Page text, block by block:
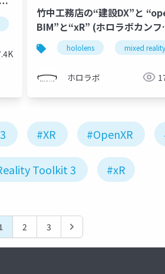
holoconf22
⽵中⼯務店の“建設DX”と
BIM”と“xR” (ホロラボカンファ
レンス 2022 株式会社竹中工
橋口様、川上様 発表スライド)
hololens mixed reality
ホロラボ
#XR #OpenXR
Toolkit 3 #xR
2 3